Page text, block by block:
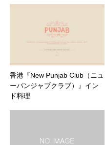
香港『New Punjab Club（ニュ
ーパンジャブクラブ）』イン
ド料理